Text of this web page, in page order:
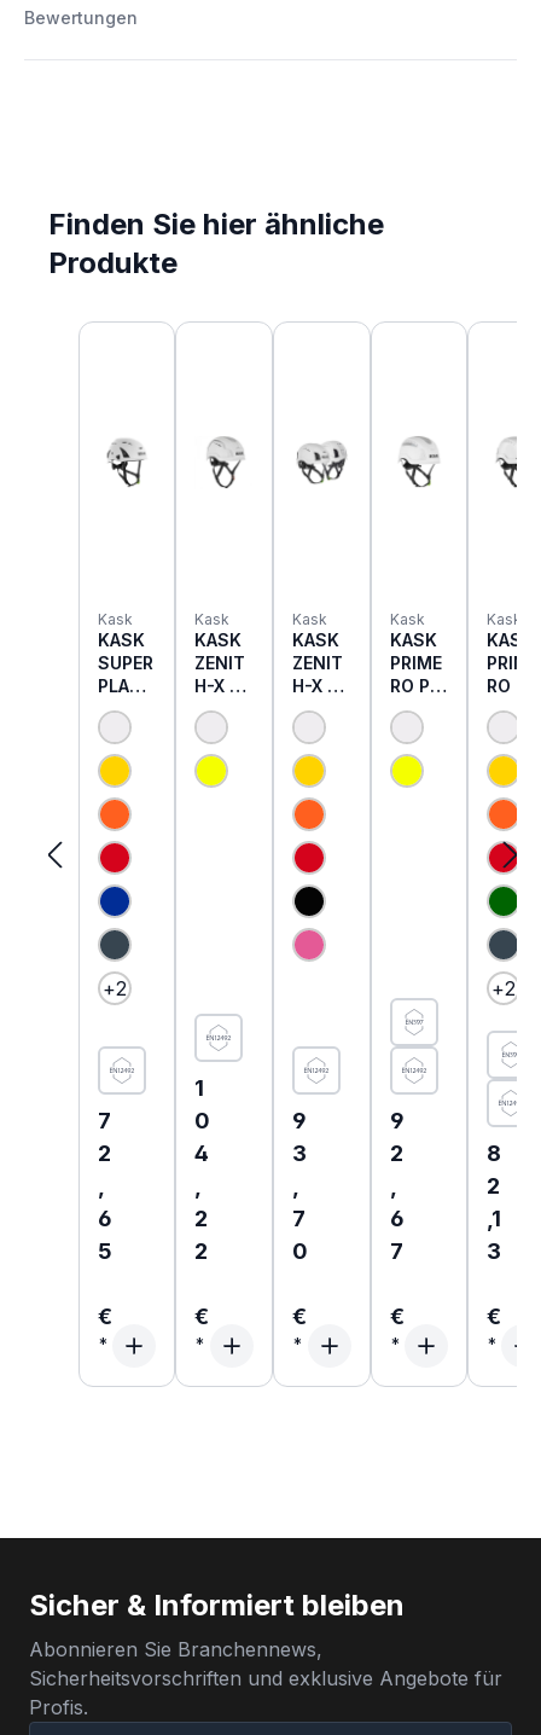
Bewertungen
Finden Sie hier ähnliche
Produkte
Produktgalerie überspringen
Kask
KASK
SUPER
PLAS
MA PL
Kletter
helm
EN
12492
+2
Regulärer Preis:
7
2
6
5
€
Kask
KASK
ZENIT
H-X PL
HI VIZ
Kletter
helm
EN
Regulärer Preis:
1
0
4
2
2
€
Kask
KASK
ZENIT
H-X PL
Kletter
helm
EN
12492
Regulärer Preis:
9
3
7
0
€
Kask
KASK
PRIME
RO PL
HI VIZ
Kletter
helm
EN
Regulärer
9
2
6
7
€
Kask
KASK
PRIME
RO PL
helm
EN
397 +
EN
12492
+2
8
2
,1
3
€
Sicher & Informiert bleiben
Abonnieren Sie Branchennews,
Sicherheitsvorschriften und exklusive Angebote für
Profis.